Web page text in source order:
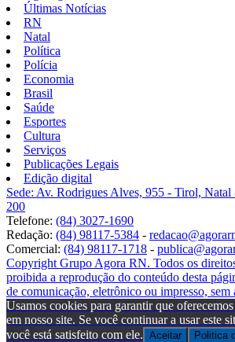
Últimas Notícias
RN
Natal
Política
Polícia
Economia
Brasil
Saúde
Esportes
Cultura
Serviços
Publicações Legais
Edição digital
Sede: Av. Rodrigues Alves, 955 - Tirol,
200
Telefone: (84) 3027-1690
Redação: (84) 98117-5384 -
Comercial: (84) 98117-1718 -
Copyright Grupo Agora RN. Todos os
proibida a reprodução do conteúdo desta
de comunicação, eletrônico ou impresso, sem
Usamos cookies para garantir que
em nosso site. Se você continuar a usar este
você está satisfeito com ele. Aceitar Politica